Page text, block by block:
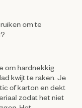
om te
om hardnekkig
kwijt te raken. Je
of karton en dekt
zodat het niet